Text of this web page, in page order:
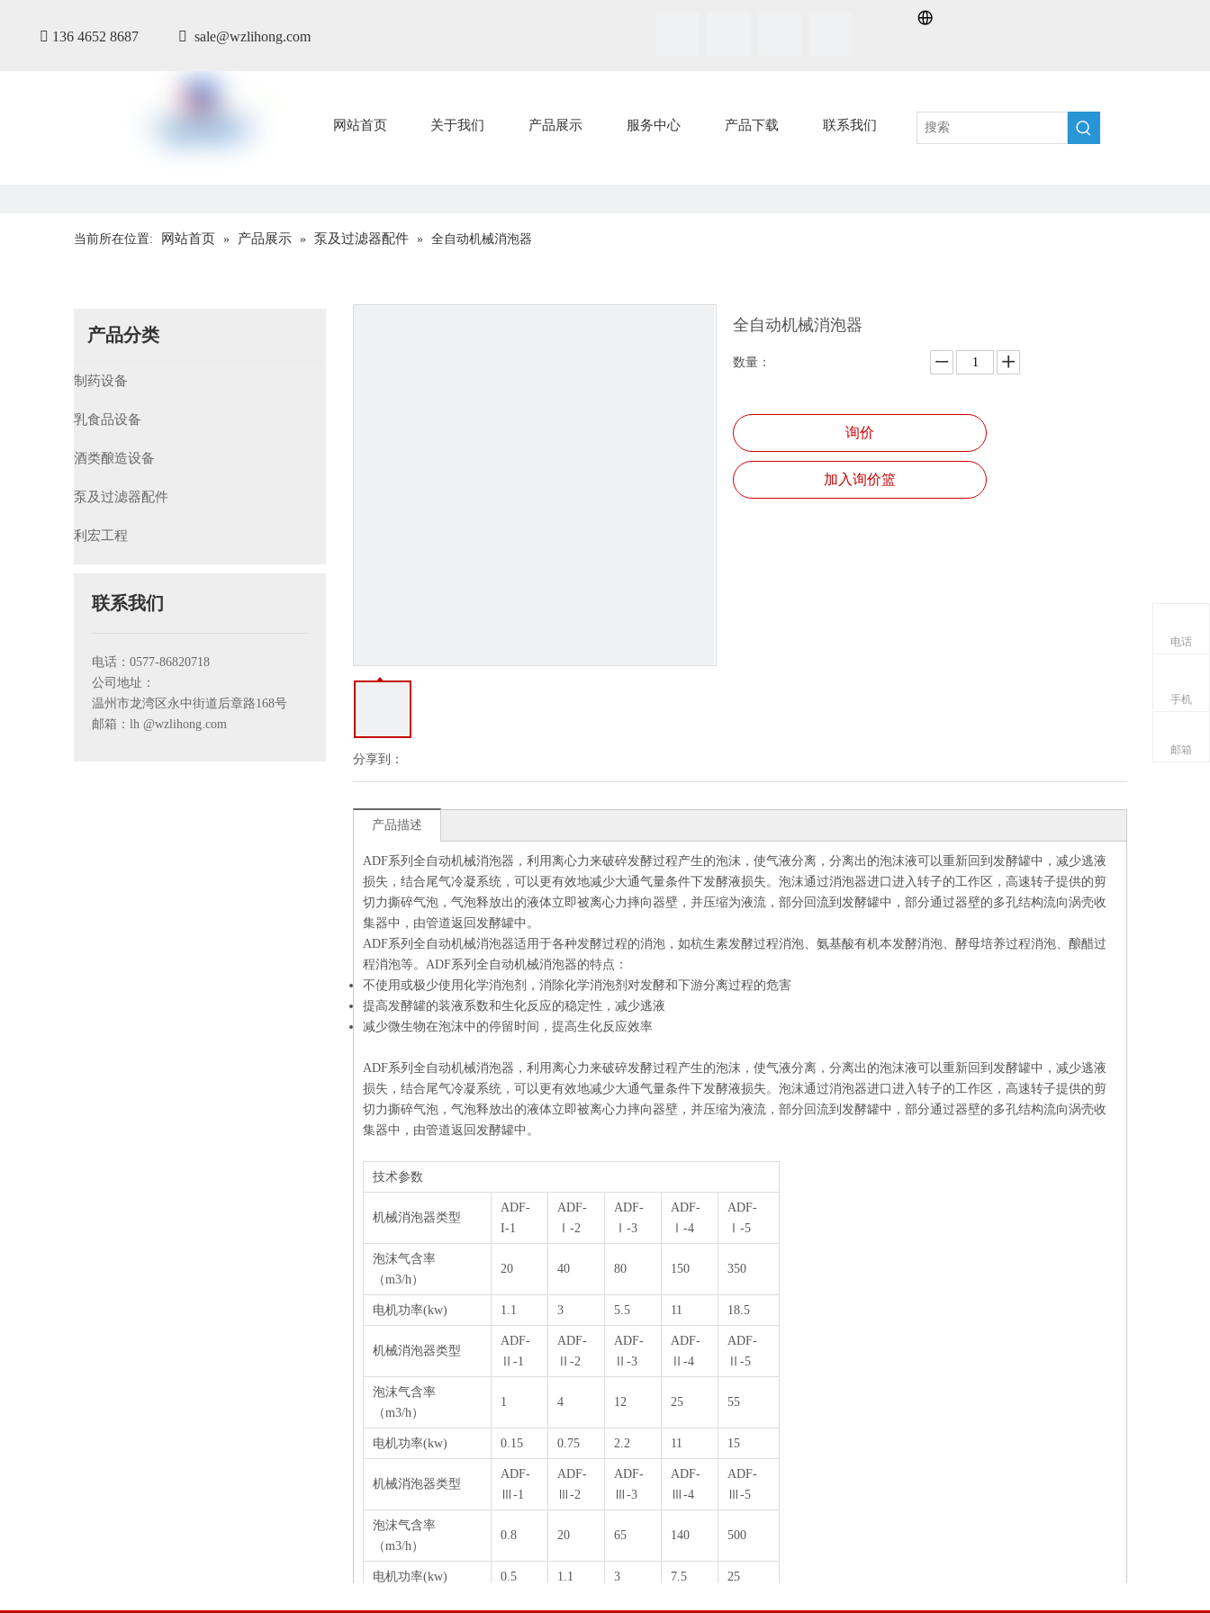
 136 4652 8687  sale@wzlihong.com
网站首页 关于我们 产品展示 服务中心 产品下载 联系我们
当前所在位置: 网站首页 » 产品展示 » 泵及过滤器配件 » 全自动机械消泡器
产品分类
制药设备
乳食品设备
酒类酿造设备
泵及过滤器配件
利宏工程
联系我们
电话：0577-86820718
公司地址：
温州市龙湾区永中街道后章路168号
邮箱：lh @wzlihong.com
分享到：
全自动机械消泡器
数量：
询价
加入询价篮
产品描述
ADF系列全自动机械消泡器，利用离心力来破碎发酵过程产生的泡沫，使气液分离，分离出的泡沫液可以重新回到发酵罐中，减少逃液
损失，结合尾气冷凝系统，可以更有效地减少大通气量条件下发酵液损失。泡沫通过消泡器进口进入转子的工作区，高速转子提供的剪
切力撕碎气泡，气泡释放出的液体立即被离心力摔向器壁，并压缩为液流，部分回流到发酵罐中，部分通过器壁的多孔结构流向涡壳收
集器中，由管道返回发酵罐中。
ADF系列全自动机械消泡器适用于各种发酵过程的消泡，如杭生素发酵过程消泡、氨基酸有机本发酵消泡、酵母培养过程消泡、酿醋过
程消泡等。ADF系列全自动机械消泡器的特点：
不使用或极少使用化学消泡剂，消除化学消泡剂对发酵和下游分离过程的危害
提高发酵罐的装液系数和生化反应的稳定性，减少逃液
减少微生物在泡沫中的停留时间，提高生化反应效率
ADF系列全自动机械消泡器，利用离心力来破碎发酵过程产生的泡沫，使气液分离，分离出的泡沫液可以重新回到发酵罐中，减少逃液
损失，结合尾气冷凝系统，可以更有效地减少大通气量条件下发酵液损失。泡沫通过消泡器进口进入转子的工作区，高速转子提供的剪
切力撕碎气泡，气泡释放出的液体立即被离心力摔向器壁，并压缩为液流，部分回流到发酵罐中，部分通过器壁的多孔结构流向涡壳收
集器中，由管道返回发酵罐中。
技术参数
机械消泡器类型
ADF-
I-1
ADF-
Ⅰ-2
ADF-
Ⅰ-3
ADF-
Ⅰ-4
ADF-
Ⅰ-5
泡沫气含率
（m3/h）
20 40 80 150 350
电机功率(kw) 1.1 3 5.5 11 18.5
机械消泡器类型
ADF-
Ⅱ-1
ADF-
Ⅱ-2
ADF-
Ⅱ-3
ADF-
Ⅱ-4
ADF-
Ⅱ-5
泡沫气含率
（m3/h）
1 4 12 25 55
电机功率(kw) 0.15 0.75 2.2 11 15
机械消泡器类型
ADF-
Ⅲ-1
ADF-
Ⅲ-2
ADF-
Ⅲ-3
ADF-
Ⅲ-4
ADF-
Ⅲ-5
泡沫气含率
（m3/h）
0.8 20 65 140 500
电机功率(kw) 0.5 1.1 3 7.5 25
电话
手机
邮箱